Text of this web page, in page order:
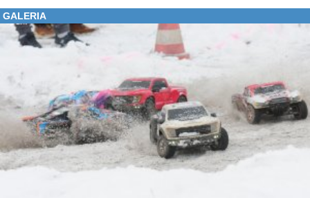
GALERIA